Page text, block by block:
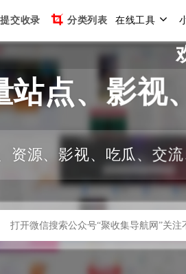
提交收录 分类列表 在线工具
欢迎光临聚
站点、影视
资源、影视、吃瓜、交